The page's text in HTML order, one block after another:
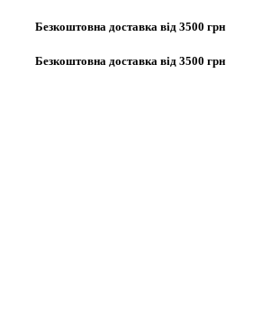
Безкоштовна доставка від 3500 грн
Безкоштовна доставка від 3500 грн